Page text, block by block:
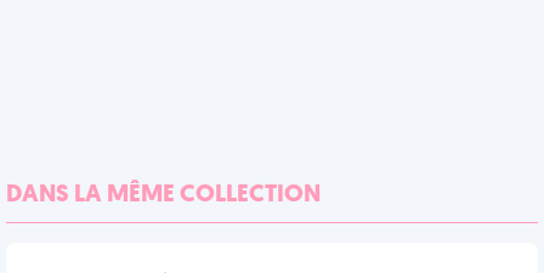
DANS LA MÊME COLLECTION